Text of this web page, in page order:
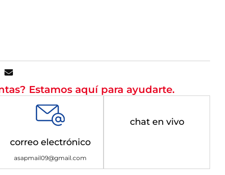
Estamos aquí para ayudarte.
correo electrónico
asapmail09@gmail.com
chat en vivo